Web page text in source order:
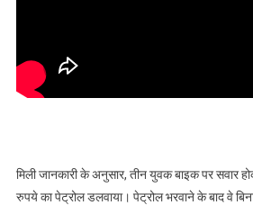
मिली जानकारी के अनुसार, तीन युवक बाइक पर सवार
रुपये का पेट्रोल डलवाया। पेट्रोल भरवाने के बाद वे